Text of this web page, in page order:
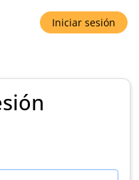
Iniciar sesión